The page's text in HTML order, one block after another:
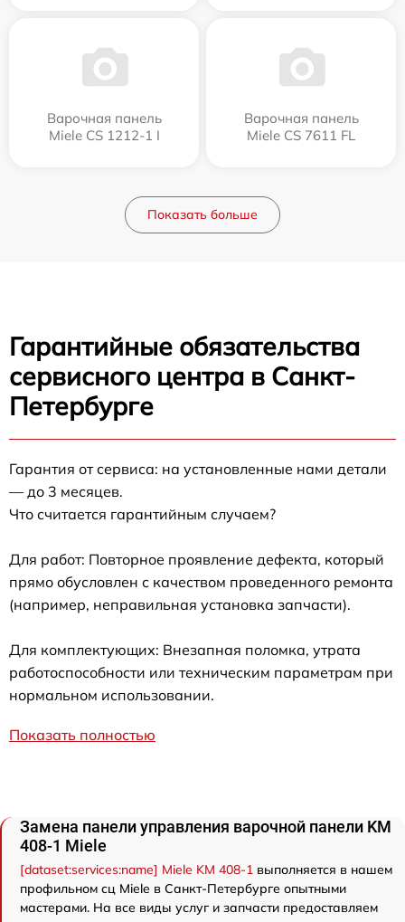
Варочная панель
Miele CS 1212-1 I
Варочная панель
Miele CS 7611 FL
Показать больше
Гарантийные обязательства
сервисного центра в Санкт-
Петербурге
Гарантия от сервиса: на установленные нами детали
— до 3 месяцев.
Что считается гарантийным случаем?
Для работ: Повторное проявление дефекта, который
прямо обусловлен с качеством проведенного ремонта
(например, неправильная установка запчасти).
Для комплектующих: Внезапная поломка, утрата
работоспособности или техническим параметрам при
нормальном использовании.
Показать полностью
Замена панели управления варочной панели KM
408-1 Miele
[dataset:services:name] Miele KM 408-1 выполняется в нашем
профильном сц Miele в Санкт-Петербурге опытными
мастерами. На все виды услуг и запчасти предоставляем